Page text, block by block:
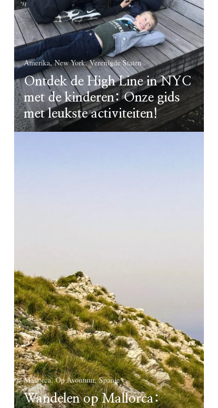
Amerika New York Verenigde Staten
Ontdek de High Line in NYC
met de kinderen: Onze gids
met leukste activiteiten!
Mallorca Op Avontuur Spanje
Wandelen op Mallorca: